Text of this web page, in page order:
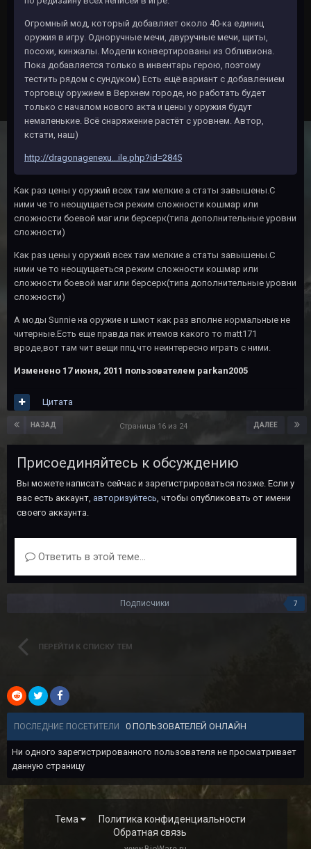
Огромный мод, который добавляет около 40-ка единиц
оружия в игру. Одноручные мечи, двуручные мечи, щиты,
посохи, кинжалы. Модели конвертированы из Обливиона.
Пока добавляется только в инвентарь герою, поэтому
тестить рядом с сундуком) Есть ещё вариант с добавлением
торговцу оружием в Верхнем городе, но работать будет
только с началом нового акта и цены у оружия будут
немаленькие. Всё снаряжение растёт с уровнем. Автор,
кстати, наш)
http://dragonagenexu...ile.php?id=2845
Как раз цены у оружий всех там мелкие а статы завышены.С
ними че то неощущаеться режим сложности кошмар или
сложности боевой маг или берсерк(типа дополнительные уровни
сложности)
Как раз цены у оружий всех там мелкие а статы завышены.С
ними че то неощущаеться режим сложности кошмар или
сложности боевой маг или берсерк(типа дополнительные уровни
сложности)
А моды Sunnie на оружие и шмот как раз вполне нормальные не
читерные.Есть еще правда пак итемов какого то matt171
вроде,вот там чит вещи ппц,что неинтересно играть с ними.
Изменено 17 июня, 2011 пользователем parkan2005
Цитата
НАЗАД ДАЛЕЕ
Страница 16 из 24
Присоединяйтесь к обсуждению
Вы можете написать сейчас и зарегистрироваться позже. Если у
вас есть аккаунт, авторизуйтесь, чтобы опубликовать от имени
своего аккаунта.
Ответить в этой теме...
Подписчики 7
ПЕРЕЙТИ К СПИСКУ ТЕМ
ПОСЛЕДНИЕ ПОСЕТИТЕЛИ 0 ПОЛЬЗОВАТЕЛЕЙ ОНЛАЙН
Ни одного зарегистрированного пользователя не просматривает
данную страницу
Тема
Политика конфиденциальности
Обратная связь